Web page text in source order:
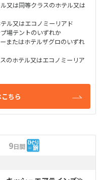
又は同等クラスのホテル又は
ル又はエコノミーリアド
場テントのいずれか
またはホテルザグロのいずれ
のホテル又はエコノミーリア
ちら
9日間